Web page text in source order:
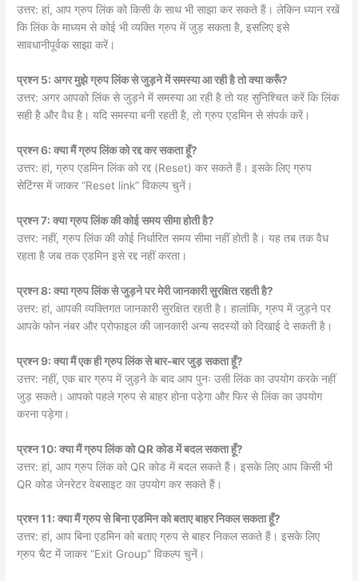
उत्तर: हां, आप ग्रुप लिंक को किसी के साथ भी साझा कर सकते हैं। लेकिन ध्यान रखें
कि लिंक के माध्यम से कोई भी व्यक्ति ग्रुप में जुड़ सकता है, इसलिए इसे
सावधानीपूर्वक साझा करें।
प्रश्न 5: अगर मुझे ग्रुप लिंक से जुड़ने में समस्या आ रही है तो क्या करूँ?
उत्तर: अगर आपको लिंक से जुड़ने में समस्या आ रही है तो यह सुनिश्चित करें कि लिंक
सही है और वैध है। यदि समस्या बनी रहती है, तो ग्रुप एडमिन से संपर्क करें।
प्रश्न 6: क्या मैं ग्रुप लिंक को रद्द कर सकता हूँ?
उत्तर: हां, ग्रुप एडमिन लिंक को रद्द (Reset) कर सकते हैं। इसके लिए ग्रुप
सेटिंग्स में जाकर “Reset link” विकल्प चुनें।
प्रश्न 7: क्या ग्रुप लिंक की कोई समय सीमा होती है?
उत्तर: नहीं, ग्रुप लिंक की कोई निर्धारित समय सीमा नहीं होती है। यह तब तक वैध
रहता है जब तक एडमिन इसे रद्द नहीं करता।
प्रश्न 8: क्या ग्रुप लिंक से जुड़ने पर मेरी जानकारी सुरक्षित रहती है?
उत्तर: हां, आपकी व्यक्तिगत जानकारी सुरक्षित रहती है। हालांकि, ग्रुप में जुड़ने पर
आपके फोन नंबर और प्रोफाइल की जानकारी अन्य सदस्यों को दिखाई दे सकती है।
प्रश्न 9: क्या मैं एक ही ग्रुप लिंक से बार-बार जुड़ सकता हूँ?
उत्तर: नहीं, एक बार ग्रुप में जुड़ने के बाद आप पुनः उसी लिंक का उपयोग करके नहीं
जुड़ सकते। आपको पहले ग्रुप से बाहर होना पड़ेगा और फिर से लिंक का उपयोग
करना पड़ेगा।
प्रश्न 10: क्या मैं ग्रुप लिंक को QR कोड में बदल सकता हूँ?
उत्तर: हां, आप ग्रुप लिंक को QR कोड में बदल सकते हैं। इसके लिए आप किसी भी
QR कोड जेनरेटर वेबसाइट का उपयोग कर सकते हैं।
प्रश्न 11: क्या मैं ग्रुप से बिना एडमिन को बताए बाहर निकल सकता हूँ?
उत्तर: हां, आप बिना एडमिन को बताए ग्रुप से बाहर निकल सकते हैं। इसके लिए
ग्रुप चैट में जाकर “Exit Group” विकल्प चुनें।